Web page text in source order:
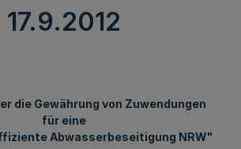
17.9.2012
die Gewährung von Zuwendungen
für eine
Abwasserbeseitigung NRW"